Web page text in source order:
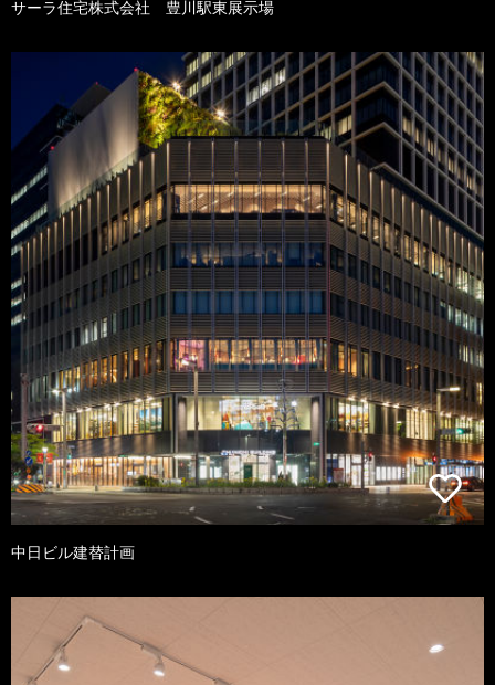
サーラ住宅株式会社 豊川駅東展示場
中日ビル建替計画